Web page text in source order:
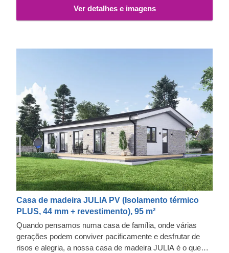
Ver detalhes e imagens
Casa de madeira JULIA PV (Isolamento térmico
PLUS, 44 mm + revestimento), 95 m²
Quando pensamos numa casa de família, onde várias
gerações podem conviver pacificamente e desfrutar de
risos e alegria, a nossa casa de madeira JULIA é o que